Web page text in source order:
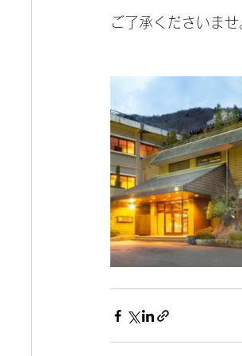
ご了承くださいませ